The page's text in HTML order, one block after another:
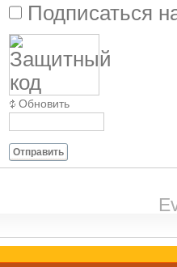
Подписаться
Обновить
Отправить